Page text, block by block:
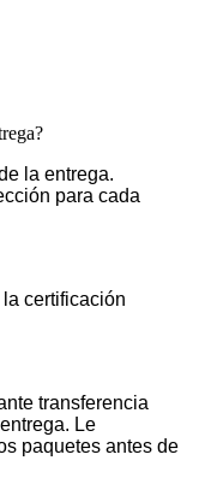
la entrega.
para cada
certificación
transferencia
Le
paquetes antes de